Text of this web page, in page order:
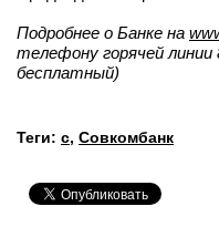
Подробнее о Банке на
телефону горячей линии
бесплатный)
Теги: с, Совкомбанк